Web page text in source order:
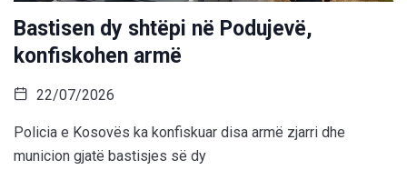
Bastisen dy shtëpi në Podujevë,
konfiskohen armë
22/07/2026
Policia e Kosovës ka konfiskuar disa armë zjarri dhe
municion gjatë bastisjes së dy